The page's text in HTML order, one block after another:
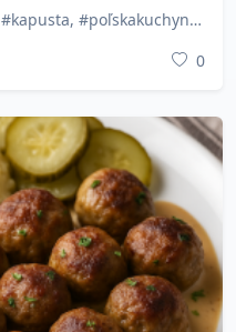
#bigos, #bravcove, #hovadzie, #kapusta, #poľskakuchyna, #polsky Gulas, #tradicnerecepty, #udeniny, #zeleninovejidla, #zimnejedla
0